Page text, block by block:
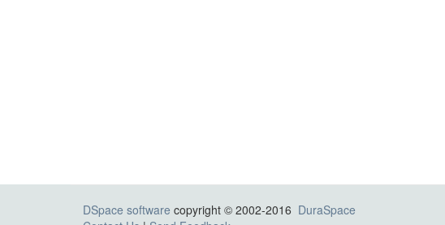
DSpace software copyright © 2002-2016 DuraSpace